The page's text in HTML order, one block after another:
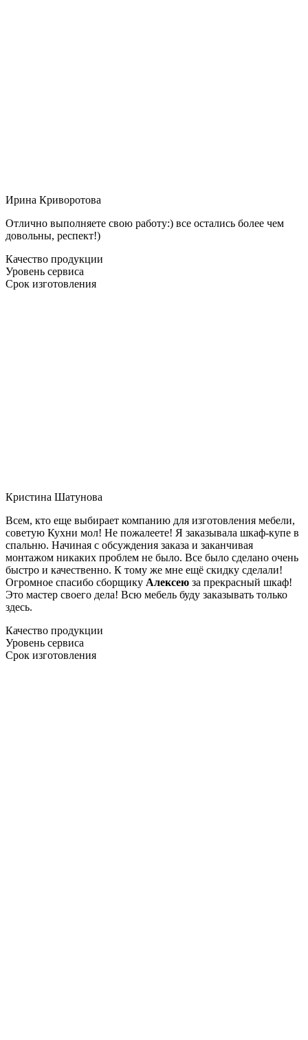
Ирина Криворотова
Отлично выполняете свою работу:) все остались более чем
довольны, респект!)
Качество продукции
Уровень сервиса
Срок изготовления
Кристина Шатунова
Всем, кто еще выбирает компанию для изготовления мебели,
советую Кухни мол! Не пожалеете! Я заказывала шкаф-купе в
спальню. Начиная с обсуждения заказа и заканчивая
монтажом никаких проблем не было. Все было сделано очень
быстро и качественно. К тому же мне ещё скидку сделали!
Огромное спасибо сборщику Алексею за прекрасный шкаф!
Это мастер своего дела! Всю мебель буду заказывать только
здесь.
Качество продукции
Уровень сервиса
Срок изготовления